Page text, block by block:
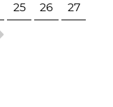
25 26 27